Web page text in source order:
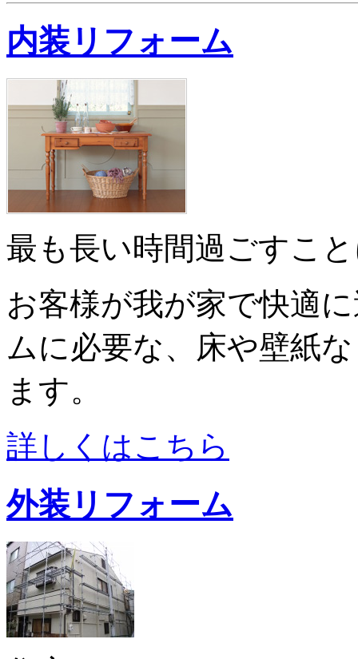
内装リフォーム
最も長い時間過ごすこ
お客様が我が家で快適
ムに必要な、床や壁紙
ます。
詳しくはこちら
外装リフォーム